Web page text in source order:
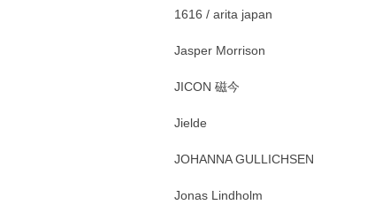
1616 / arita japan
Jasper Morrison
JICON 磁今
Jielde
JOHANNA GULLICHSEN
Jonas Lindholm